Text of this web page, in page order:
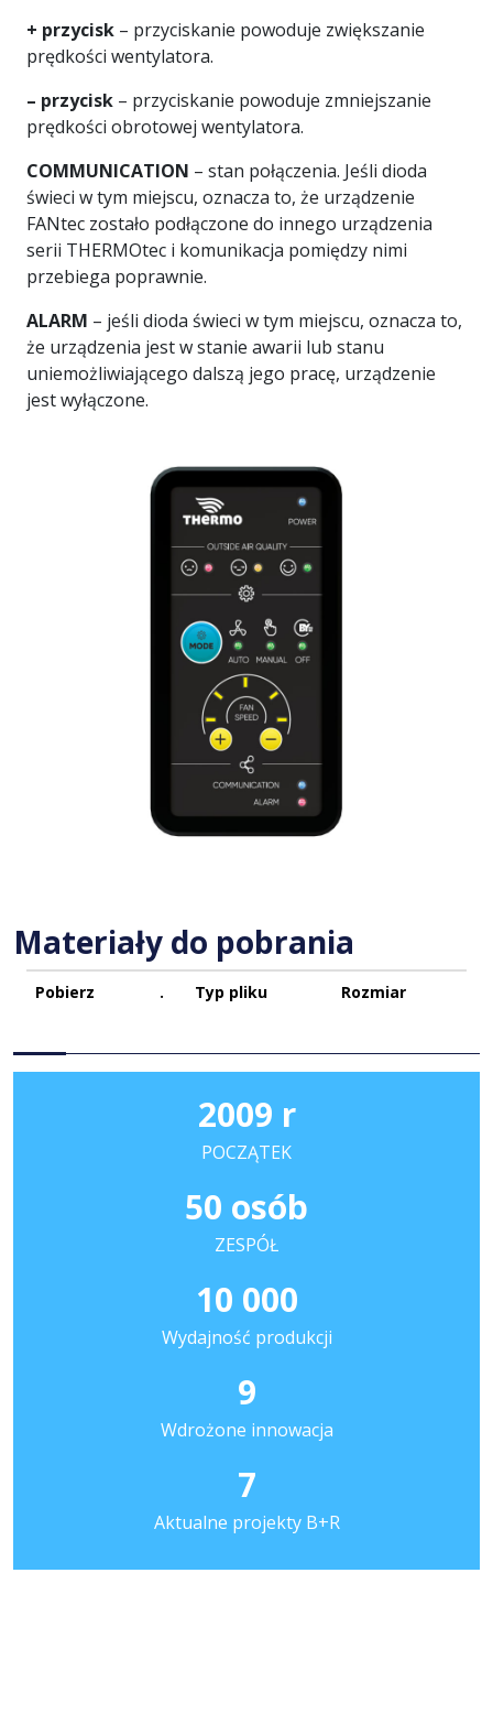
+ przycisk – przyciskanie powoduje zwiększanie
prędkości wentylatora.
– przycisk – przyciskanie powoduje zmniejszanie
prędkości obrotowej wentylatora.
COMMUNICATION – stan połączenia. Jeśli dioda
świeci w tym miejscu, oznacza to, że urządzenie
FANtec zostało podłączone do innego urządzenia
serii THERMOtec i komunikacja pomiędzy nimi
przebiega poprawnie.
ALARM – jeśli dioda świeci w tym miejscu, oznacza to,
że urządzenia jest w stanie awarii lub stanu
uniemożliwiającego dalszą jego pracę, urządzenie
jest wyłączone.
Materiały do pobrania
Pobierz . Typ pliku Rozmiar
2009 r
POCZĄTEK
50 osób
ZESPÓŁ
10 000
Wydajność produkcji
9
Wdrożone innowacja
7
Aktualne projekty B+R